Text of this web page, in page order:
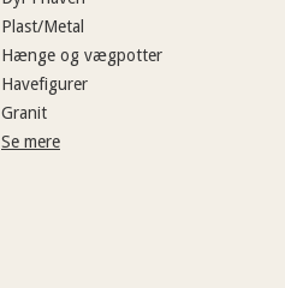
Plast/Metal
Hænge og vægpotter
Havefigurer
Granit
Se mere